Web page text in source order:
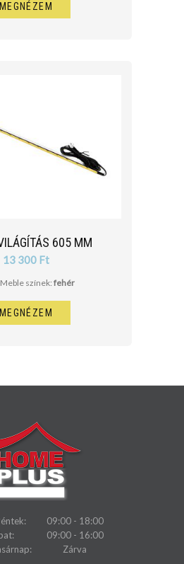
MEGNÉZEM
605 MM
13 300 Ft
színek: fehér
MEGNÉZEM
09:00 - 18:00
09:00 - 16:00
Zárva